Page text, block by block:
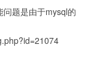
题是由于mysql的